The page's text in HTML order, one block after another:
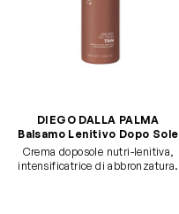
DIEGO DALLA PALMA
Balsamo Lenitivo Dopo Sole
Crema doposole nutri-lenitiva,
intensificatrice di abbronzatura.